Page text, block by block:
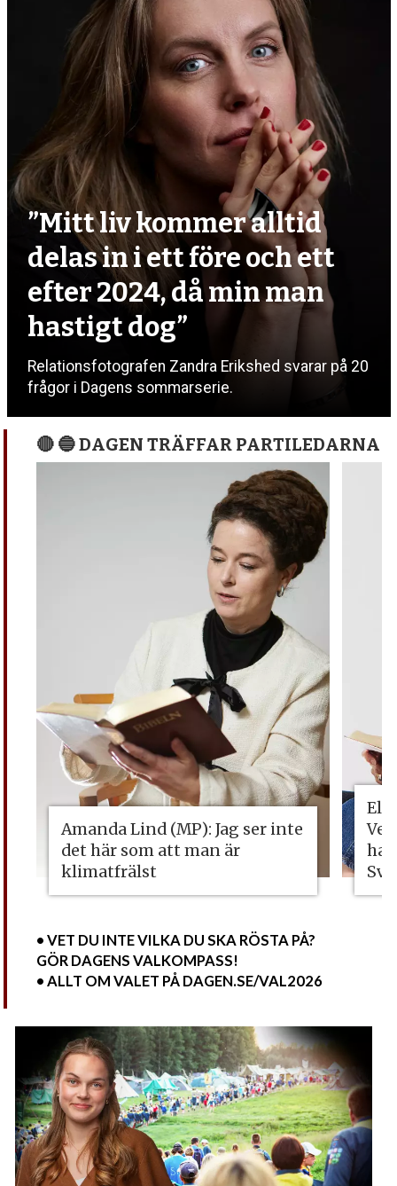
”Mitt liv kommer alltid
delas in i ett före och ett
efter 2024, då min man
hastigt dog”
Relationsfotografen Zandra Erikshed svarar på 20
frågor i Dagens sommarserie.
🔴 🔵 DAGEN TRÄFFAR PARTILEDARNA
Amanda Lind (MP): Jag ser inte
det här som att man är
klimatfrälst
ha
• VET DU INTE VILKA DU SKA RÖSTA PÅ?
GÖR DAGENS VALKOMPASS!
• ALLT OM VALET PÅ DAGEN.SE/VAL2026